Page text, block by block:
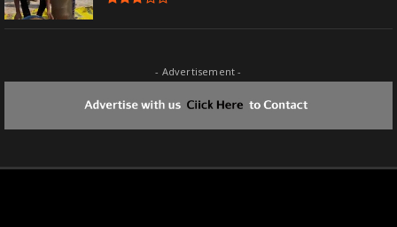
- Advertisement -